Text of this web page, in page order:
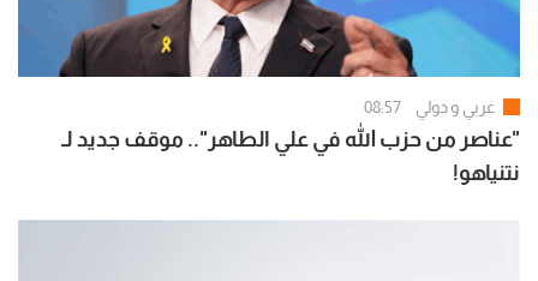
عربي و دولي 08:57
"عناصر من حزب الله في علي الطاهر".. موقف جديد لـ
نتنياهو!